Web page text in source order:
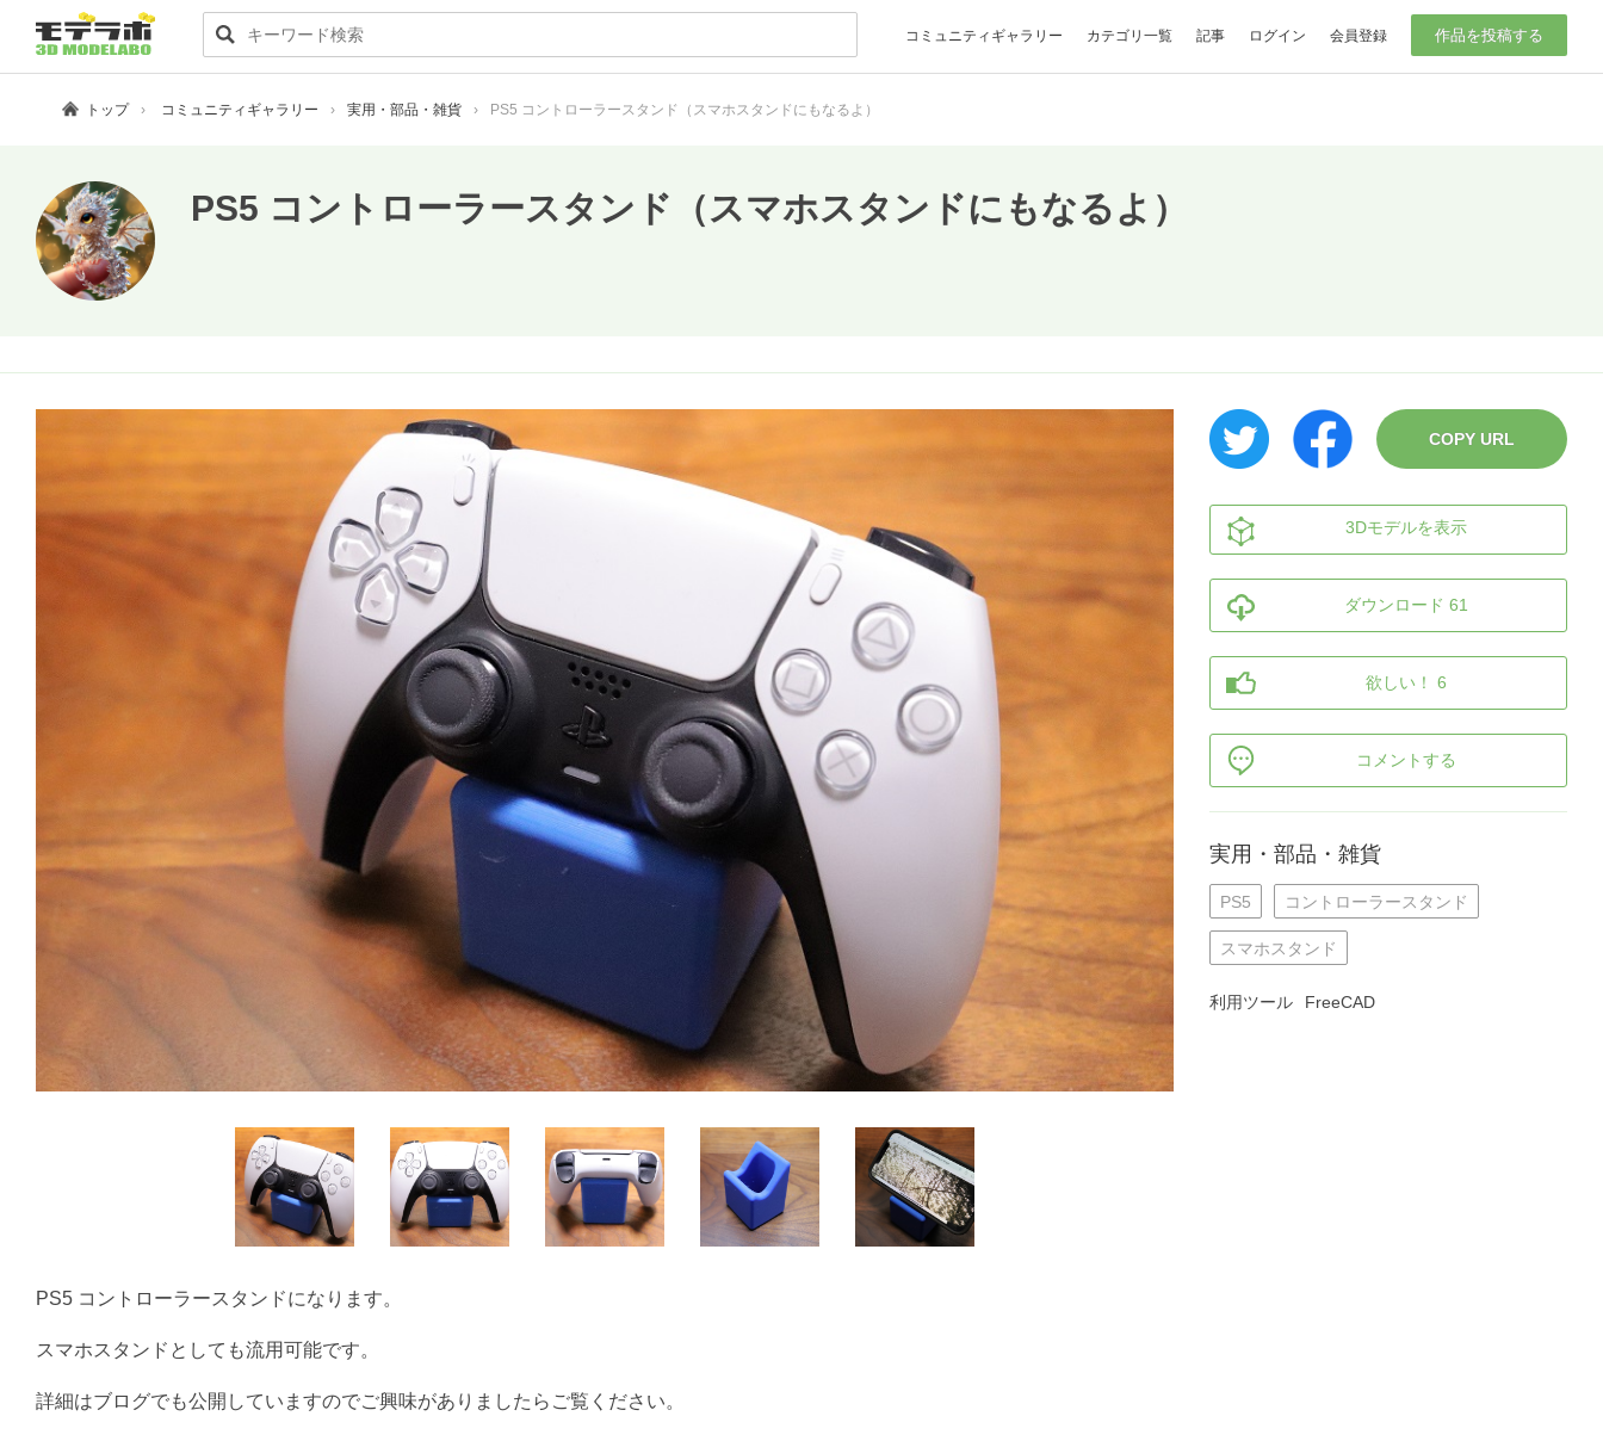
コミュニティギャラリー カテゴリ一覧 記事 ログイン 会員登録 作品を投稿する
トップ コミュニティギャラリー 実用・部品・雑貨 PS5 コントローラースタンド（スマホスタンドにもなるよ）
PS5 コントローラースタンド（スマホスタンドにもなるよ）
PS5 コントローラースタンドになります。
スマホスタンドとしても流用可能です。
詳細はブログでも公開していますのでご興味がありましたらご覧ください。
COPY URL
3Dモデルを表示
ダウンロード 61
欲しい！ 6
コメントする
実用・部品・雑貨
PS5 コントローラースタンド
スマホスタンド
利用ツール FreeCAD